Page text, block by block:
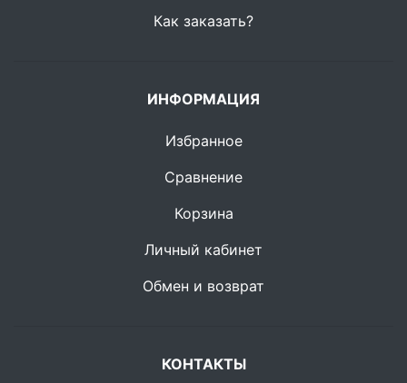
Как заказать?
ИНФОРМАЦИЯ
Избранное
Сравнение
Корзина
Личный кабинет
Обмен и возврат
КОНТАКТЫ